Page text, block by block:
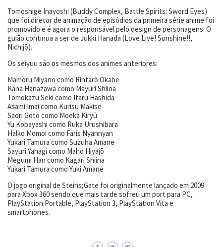
Tomoshige Inayoshi (Buddy Complex, Battle Spirits: Sword Eyes)
que foi diretor de animação de episódios da primeira série anime foi
promovido e é agora o responsável pelo design de personagens. O
guião continua a ser de Jukki Hanada (Love Live! Sunshine!!,
Nichijō).
Os seiyuu são os mesmos dos animes anteriores:
Mamoru Miyano como Rintarō Okabe
Kana Hanazawa como Mayuri Shiina
Tomokazu Seki como Itaru Hashida
Asami Imai como Kurisu Makise
Saori Goto como Moeka Kiryū
Yu Kobayashi como Ruka Urushibara
Halko Momoi como Faris Nyannyan
Yukari Tamura como Suzuha Amane
Sayuri Yahagi como Maho Hiyajō
Megumi Han como Kagari Shiina
Yukari Tamura como Yuki Amane
O jogo original de Steins;Gate foi originalmente lançado em 2009
para Xbox 360 sendo que mais tarde sofreu um port para PC,
PlayStation Portable, PlayStation 3, PlayStation Vita e
smartphones.